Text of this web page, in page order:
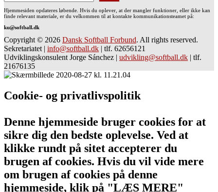
Hjemmesiden opdateres løbende. Hvis du oplever, at der mangler funktioner, eller ikke kan
finde relevant materiale, er du velkommen til at kontakte kommunikationsteamet på:
ku@softball.dk
Copyright © 2026 Dansk Softball Forbund. All rights reserved.
Sekretariatet | info@softball.dk | tlf. 62656121
Udviklingskonsulent Jorge Sánchez | udvikling@softball.dk | tlf.
21676135
Cookie- og privatlivspolitik
Denne hjemmeside bruger cookies for at
sikre dig den bedste oplevelse. Ved at
klikke rundt på sitet accepterer du
brugen af cookies. Hvis du vil vide mere
om brugen af cookies på denne
hjemmeside, klik på "LÆS MERE"